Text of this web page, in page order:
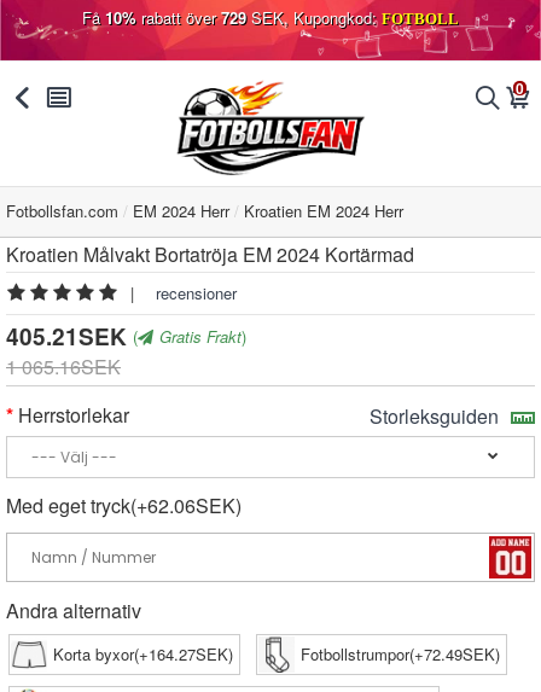
Få10%rabatt över729SEK, Kupongkod: FOTBOLL
󰅯 󰂩 󰂨 0
󰃦
Fotbollsfan.com EM 2024 Herr Kroatien EM 2024 Herr
Kroatien Målvakt Bortatröja EM 2024 Kortärmad
| recensioner
405.21SEK ( Gratis Frakt)
1 065.16SEK
Herrstorlekar
Storleksguiden
Med eget tryck(+62.06SEK)
Andra alternativ
Korta byxor(+164.27SEK) Fotbollstrumpor(+72.49SEK)